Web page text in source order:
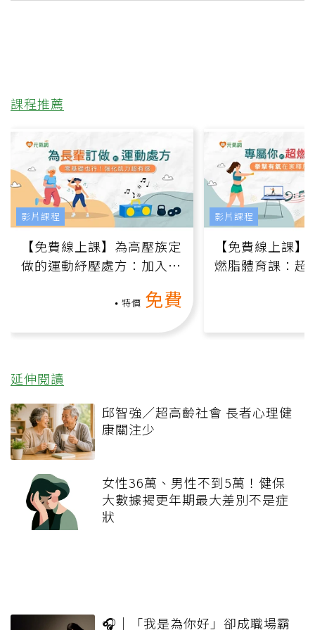
課程推薦
【免費線上課】為高壓族定
做的運動紓壓處方：加入行
特價 免費
影片課程
【免費線上課
燃脂體育課：超
影片課程
延伸閱讀
邱智強／超高齡社會 長者心理健
康關注少
女性36萬、男性不到5萬！健保
大數據揭更年期最大差別不是症
狀
🎧｜「我是為你好」卻成職場霸